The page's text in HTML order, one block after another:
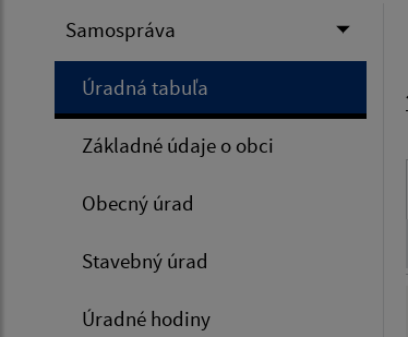
Samospráva
Úradná tabuľa
Základné údaje o obci
Obecný úrad
Stavebný úrad
Úradné hodiny